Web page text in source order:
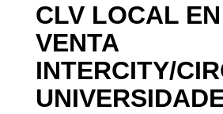
CLV LOCAL EN
VENTA
INTERCITY/